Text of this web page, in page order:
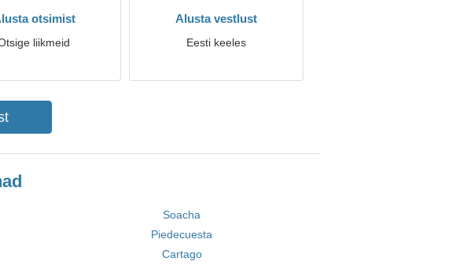
otsimist
liikmeid
Alusta vestlust
Eesti keeles
Soacha
Piedecuesta
Cartago